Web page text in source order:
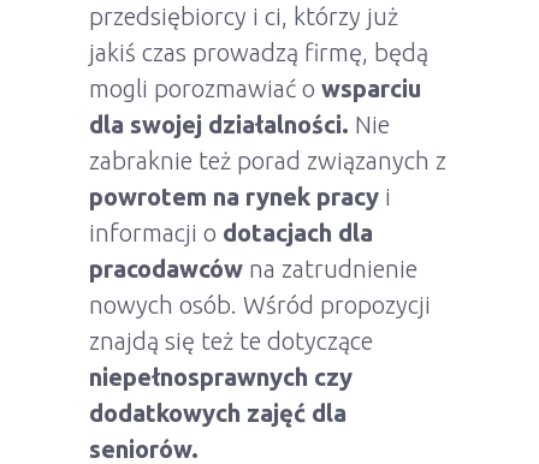
przedsiębiorcy i ci, którzy już
jakiś czas prowadzą firmę, będą
mogli porozmawiać o wsparciu
dla swojej działalności. Nie
zabraknie też porad związanych z
powrotem na rynek pracy i
informacji o dotacjach dla
pracodawców na zatrudnienie
nowych osób. Wśród propozycji
znajdą się też te dotyczące
niepełnosprawnych czy
dodatkowych zajęć dla
seniorów.